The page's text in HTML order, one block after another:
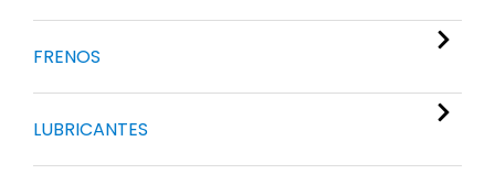
FRENOS
LUBRICANTES